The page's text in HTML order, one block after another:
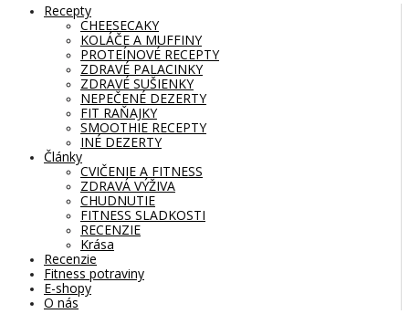
Recepty
CHEESECAKY
KOLÁČE A MUFFINY
PROTEÍNOVÉ RECEPTY
ZDRAVÉ PALACINKY
ZDRAVÉ SUŠIENKY
NEPEČENÉ DEZERTY
FIT RAŇAJKY
SMOOTHIE RECEPTY
INÉ DEZERTY
Články
CVIČENIE A FITNESS
ZDRAVÁ VÝŽIVA
CHUDNUTIE
FITNESS SLADKOSTI
RECENZIE
Krása
Recenzie
Fitness potraviny
E-shopy
O nás